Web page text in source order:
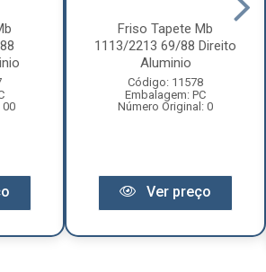
00
Friso Tapete Mb
1113/2213 69/88 Direito
Aluminio
Código: 11578
Embalagem: PC
Número Original: 0
Ver preço